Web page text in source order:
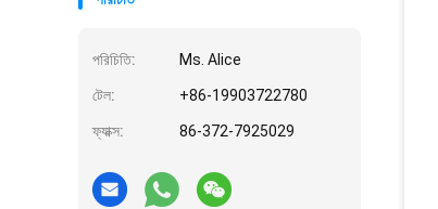
পরিচিতি: Ms. Alice
টেল: +86-19903722780
ফ্যাক্স: 86-372-7925029